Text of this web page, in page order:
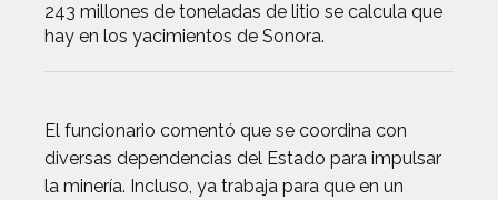
243 millones de toneladas de litio se calcula que
hay en los yacimientos de Sonora.
El funcionario comentó que se coordina con
diversas dependencias del Estado para impulsar
la minería. Incluso, ya trabaja para que en un